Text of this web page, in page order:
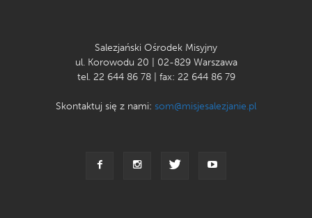
Salezjański Ośrodek Misyjny
ul. Korowodu 20 | 02-829 Warszawa
tel. 22 644 86 78 | fax: 22 644 86 79
Skontaktuj się z nami: som@misjesalezjanie.pl